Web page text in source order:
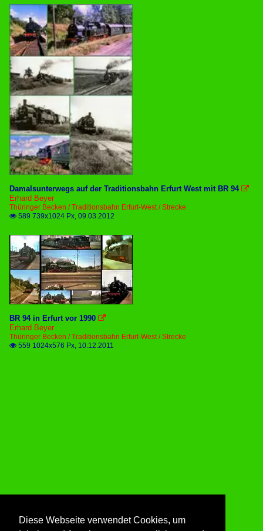
Damalsunterwegs auf der Traditionsbahn Erfurt West mit BR 94 
Erhard Beyer
Thüringer Becken / Traditionsbahn Erfurt-West / Strecke
 589 739x1024 Px, 09.03.2012
BR 94 in Erfurt vor 1990 
Erhard Beyer
Thüringer Becken / Traditionsbahn Erfurt-West / Strecke
 559 1024x576 Px, 10.12.2011
Diese Webseite verwendet Cookies, um